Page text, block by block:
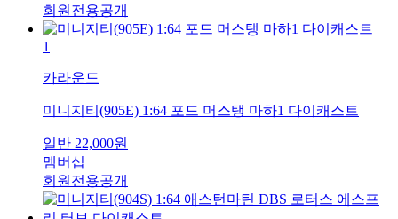
회원전용공개
1
카라운드
미니지티(905E) 1:64 포드 머스탱 마하1 다이캐스트
일반 22,000원
멤버십
회원전용공개